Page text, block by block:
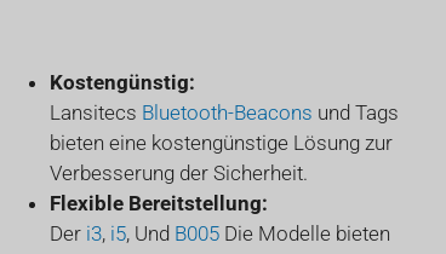
Kostengünstig:
Lansitecs Bluetooth-Beacons und Tags
bieten eine kostengünstige Lösung zur
Verbesserung der Sicherheit.
Flexible Bereitstellung:
Der i3, i5, Und B005 Die Modelle bieten